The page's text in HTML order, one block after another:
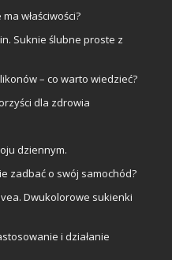
właściwości?
Suknie ślubne proste z
– co warto wiedzieć?
dla zdrowia
dziennym.
zadbać o swój samochód?
Dwukolorowe sukienki
i działanie